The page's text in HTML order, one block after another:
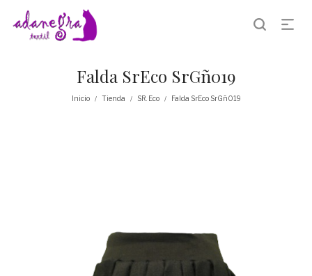
Falda SrEco SrGñ019
Inicio / Tienda / SR. Eco / Falda SrEco SrGñ019